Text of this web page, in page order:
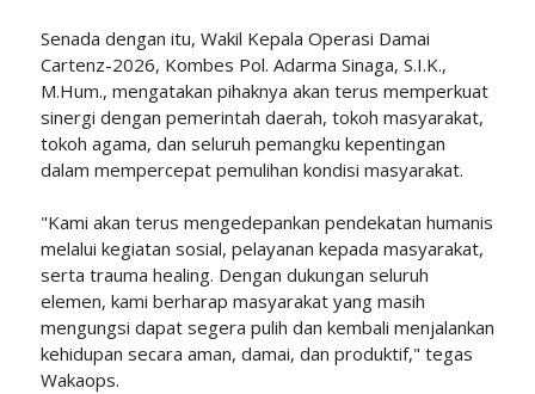
Senada dengan itu, Wakil Kepala Operasi Damai
Cartenz-2026, Kombes Pol. Adarma Sinaga, S.I.K.,
M.Hum., mengatakan pihaknya akan terus memperkuat
sinergi dengan pemerintah daerah, tokoh masyarakat,
tokoh agama, dan seluruh pemangku kepentingan
dalam mempercepat pemulihan kondisi masyarakat.
"Kami akan terus mengedepankan pendekatan humanis
melalui kegiatan sosial, pelayanan kepada masyarakat,
serta trauma healing. Dengan dukungan seluruh
elemen, kami berharap masyarakat yang masih
mengungsi dapat segera pulih dan kembali menjalankan
kehidupan secara aman, damai, dan produktif," tegas
Wakaops.